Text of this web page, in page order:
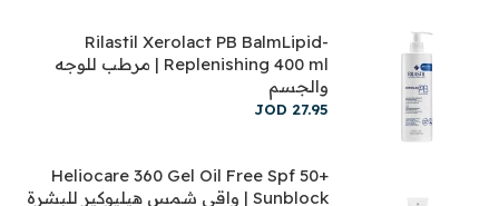
Rilastil Xerolact PB BalmLipid-
Replenishing 400 ml | مرطب للوجه
والجسم
JOD 27.95
Heliocare 360 Gel Oil Free Spf 50+
Sunblock | واقي شمس هيليوكير للبشرة